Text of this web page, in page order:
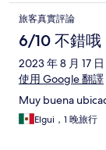
旅客真實評論
6/10 不錯哦
2023 年 8 月 17 日
使用 Google 翻譯
Muy buena
Elgui，1 晚旅行